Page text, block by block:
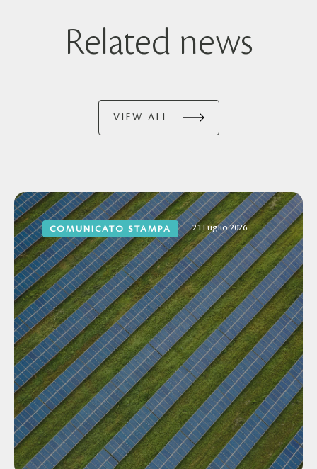
Related news
VIEW ALL
COMUNICATO STAMPA 21 Luglio 2026